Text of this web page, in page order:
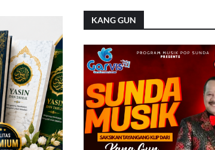
KANG GUN